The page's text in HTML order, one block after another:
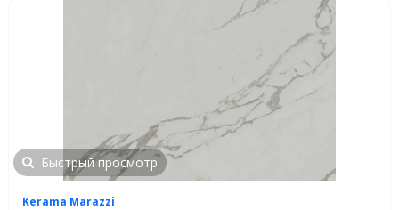
Быстрый просмотр
Kerama Marazzi